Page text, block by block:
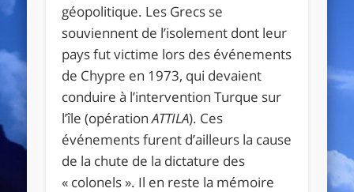
géopolitique. Les Grecs se
souviennent de l’isolement dont leur
pays fut victime lors des événements
de Chypre en 1973, qui devaient
conduire à l’intervention Turque sur
l’île (opérationATTILA). Ces
événements furent d’ailleurs la cause
de la chute de la dictature des
« colonels ». Il en reste la mémoire